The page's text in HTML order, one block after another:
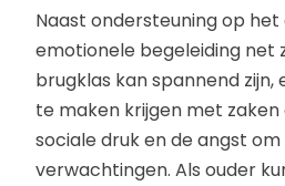
Naast ondersteuning op het
emotionele begeleiding net
brugklas kan spannend zijn,
te maken krijgen met zaken
sociale druk en de angst
verwachtingen. Als ouder